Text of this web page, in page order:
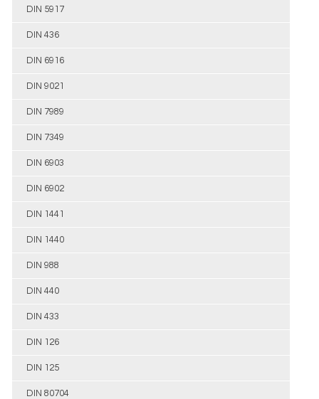
DIN 5917
DIN 436
DIN 6916
DIN 9021
DIN 7989
DIN 7349
DIN 6903
DIN 6902
DIN 1441
DIN 1440
DIN 988
DIN 440
DIN 433
DIN 126
DIN 125
DIN 80704